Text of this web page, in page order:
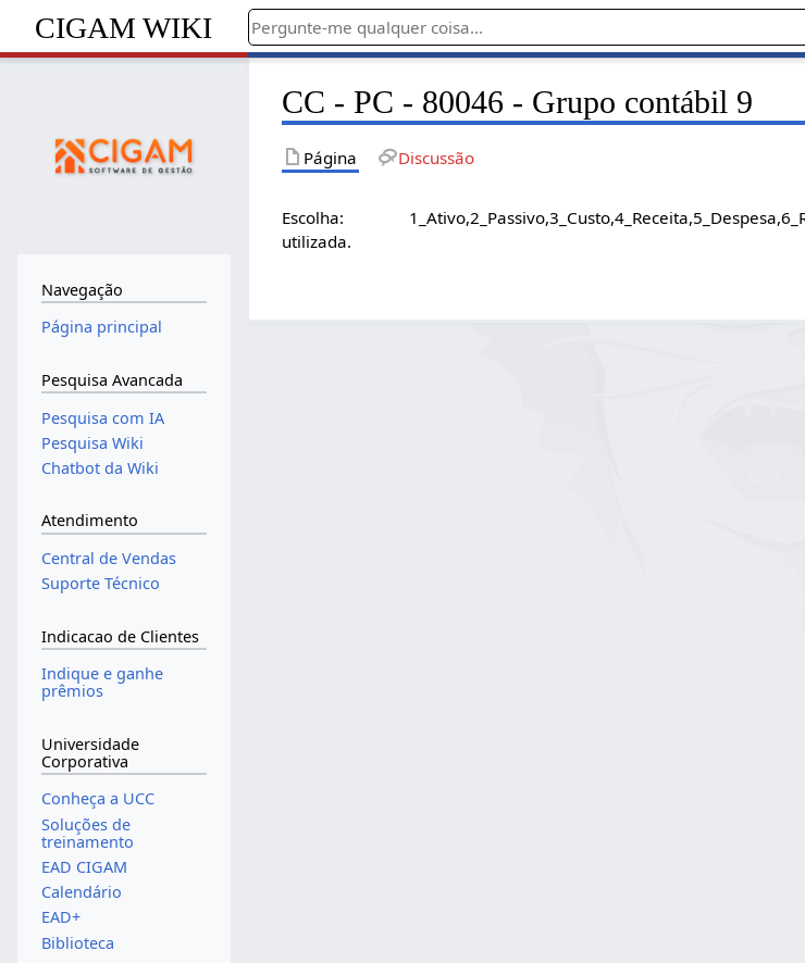
CIGAM WIKI
CC - PC - 80046 - Grupo contábil 9
Página Discussão
Escolha:
utilizada.
Navegação
Página principal
Pesquisa Avancada
Pesquisa com IA
Pesquisa Wiki
Chatbot da Wiki
Atendimento
Central de Vendas
Suporte Técnico
Indicacao de Clientes
Indique e ganhe
prêmios
Universidade
Corporativa
Conheça a UCC
Soluções de
treinamento
EAD CIGAM
Calendário
EAD+
Biblioteca